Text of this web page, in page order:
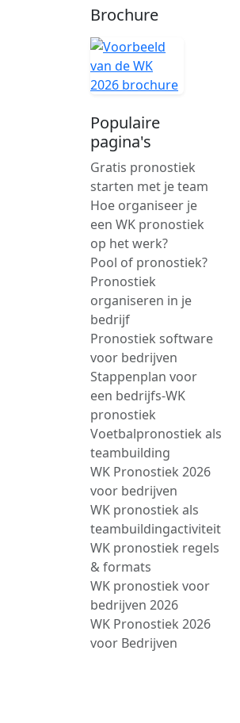
Brochure
Populaire
pagina's
Gratis pronostiek
starten met je team
Hoe organiseer je
een WK pronostiek
op het werk?
Pool of pronostiek?
Pronostiek
organiseren in je
bedrijf
Pronostiek software
voor bedrijven
Stappenplan voor
een bedrijfs-WK
pronostiek
Voetbalpronostiek als
teambuilding
WK Pronostiek 2026
voor bedrijven
WK pronostiek als
teambuildingactiviteit
WK pronostiek regels
& formats
WK pronostiek voor
bedrijven 2026
WK Pronostiek 2026
voor Bedrijven